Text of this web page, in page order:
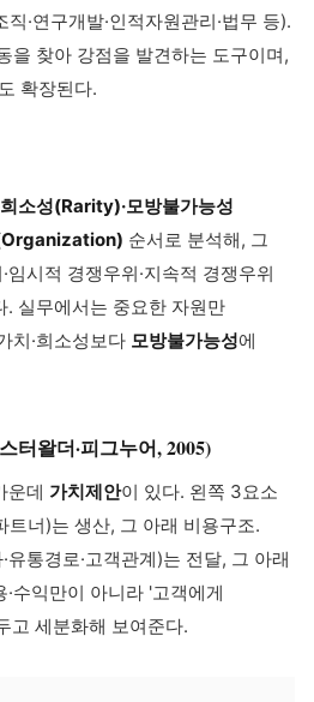
직·연구개발·인적자원관리·법무 등).
을 찾아 강점을 발견하는 도구이며,
확장된다.
소성(Rarity)·모방불가능성
순서로 분석해, 그
임시적 경쟁우위·지속적 경쟁우위
. 실무에서는 중요한 자원만
치·희소성보다 모방불가능성에
터왈더·피그누어, 2005)
운데 가치제안이 있다. 왼쪽 3요소
트너)는 생산, 그 아래 비용구조.
통경로·고객관계)는 전달, 그 아래
수익만이 아니라 '고객에게
고 세분화해 보여준다.